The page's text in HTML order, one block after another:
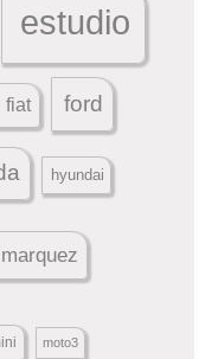
estudio
fiat ford
hyundai
moto3